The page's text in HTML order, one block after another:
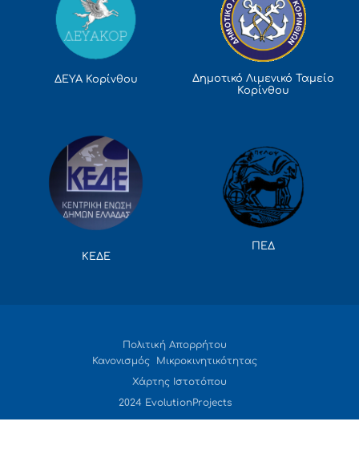
ΔΕΥΑ Κορίνθου
Δημοτικό Λιμενικό Ταμείο
Κορίνθου
ΚΕΔΕ
ΠΕΔ
Πολιτική Απορρήτου
Κανονισμός Μικροκινητικότητας
Χάρτης Ιστοτόπου
2024 EvolutionProjects